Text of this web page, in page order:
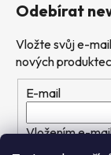
Odebírat
Vložte svůj e-
nových
E-mail
Vložením e-
osobních údajů